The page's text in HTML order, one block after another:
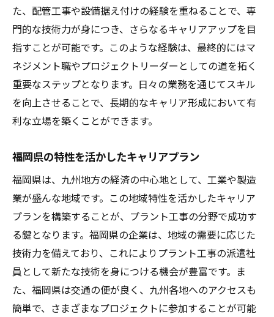
た、配管工事や設備据え付けの経験を重ねることで、専
門的な技術力が身につき、さらなるキャリアアップを目
指すことが可能です。このような経験は、最終的にはマ
ネジメント職やプロジェクトリーダーとしての道を拓く
重要なステップとなります。日々の業務を通じてスキル
を向上させることで、長期的なキャリア形成において有
利な立場を築くことができます。
福岡県の特性を活かしたキャリアプラン
福岡県は、九州地方の経済の中心地として、工業や製造
業が盛んな地域です。この地域特性を活かしたキャリア
プランを構築することが、プラント工事の分野で成功す
る鍵となります。福岡県の企業は、地域の需要に応じた
技術力を備えており、これによりプラント工事の派遣社
員として新たな技術を身につける機会が豊富です。ま
た、福岡県は交通の便が良く、九州各地へのアクセスも
簡単で、さまざまなプロジェクトに参加することが可能